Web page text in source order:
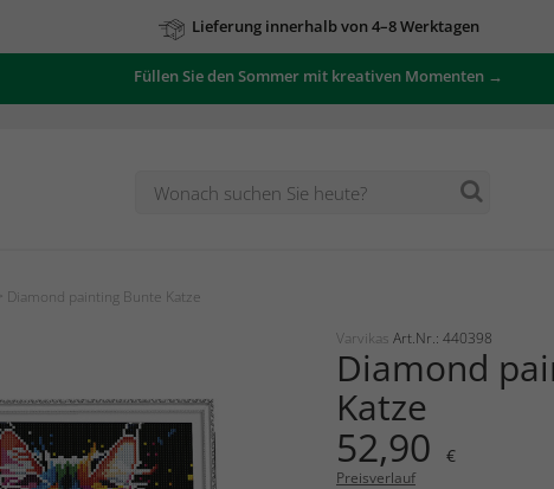
Lieferung innerhalb von 4–8 Werktagen
Füllen Sie den Sommer mit kreativen Momenten →
> Diamond painting Bunte Katze
Varvikas Art.Nr.: 440398
Diamond
Katze
52,90 €
Preisverlauf